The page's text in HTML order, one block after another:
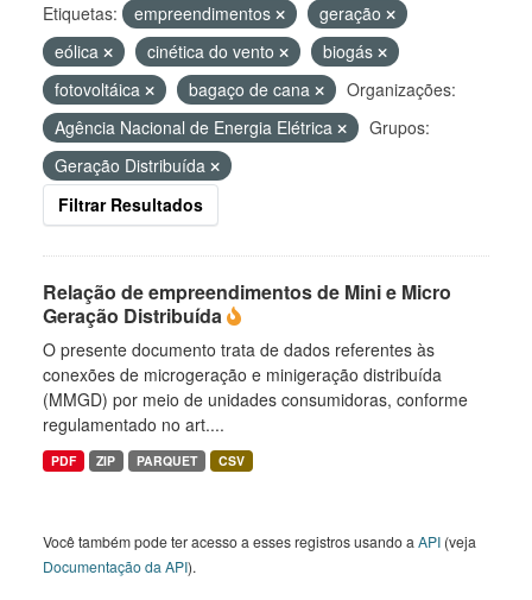
Etiquetas: empreendimentos
geração
eólica
cinética do vento
biogás
fotovoltáica
bagaço de cana
Organizações:
Agência Nacional de Energia Elétrica
Grupos:
Geração Distribuída
Filtrar Resultados
Relação de empreendimentos de Mini e Micro
Geração Distribuída
O presente documento trata de dados referentes às
conexões de microgeração e minigeração distribuída
(MMGD) por meio de unidades consumidoras, conforme
regulamentado no art....
PDF ZIP PARQUET CSV
Você também pode ter acesso a esses registros usando a API (veja
Documentação da API).